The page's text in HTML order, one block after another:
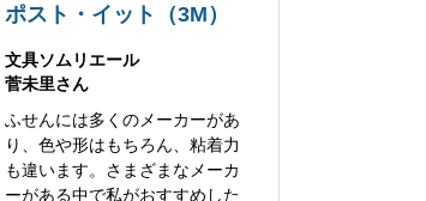
ポスト・イット（3M）
文具ソムリエール
菅未里さん
ふせんには多くのメーカーがあ
り、色や形はもちろん、粘着力
も違います。さまざまなメーカ
ーがある中で私がおすすめした